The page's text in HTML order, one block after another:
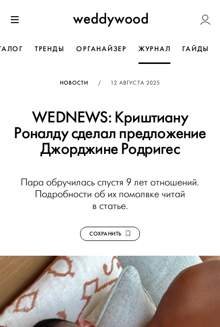
к содержанию
Weddywood
ТРЕНДЫ ОРГАНАЙЗЕР ЖУРНАЛ ГАЙДЫ
НОВОСТИ / ОПУБЛИКОВАНО
12 АВГУСТА 2025
WEDNEWS: Криштиану
Роналду сделал предложение
Джорджине Родригес
Пара обручилась спустя 9 лет отношений.
Подробности об их помолвке читай
в статье.
СОХРАНИТЬ